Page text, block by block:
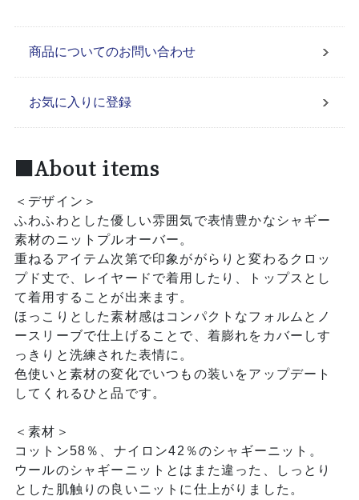
商品についてのお問い合わせ
お気に入りに登録
■About items
＜デザイン＞
ふわふわとした優しい雰囲気で表情豊かなシャギー
素材のニットプルオーバー。
重ねるアイテム次第で印象ががらりと変わるクロッ
プド丈で、レイヤードで着用したり、トップスとし
て着用することが出来ます。
ほっこりとした素材感はコンパクトなフォルムとノ
ースリーブで仕上げることで、着膨れをカバーしす
っきりと洗練された表情に。
色使いと素材の変化でいつもの装いをアップデート
してくれるひと品です。
＜素材＞
コットン58％、ナイロン42％のシャギーニット。
ウールのシャギーニットとはまた違った、しっとり
とした肌触りの良いニットに仕上がりました。